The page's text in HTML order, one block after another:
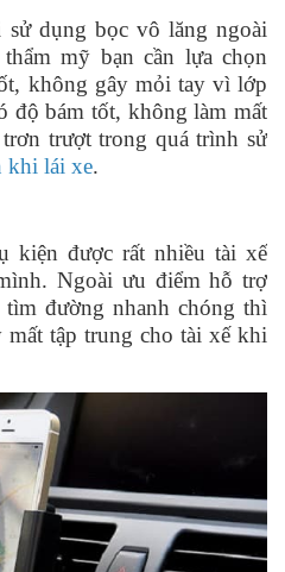
dụng bọc vô lăng ngoài
mỹ bạn cần lựa chọn
không gây mỏi tay vì lớp
độ bám tốt, không làm mất
trượt trong quá trình sử
khi lái xe.
kiện được rất nhiều tài xế
Ngoài ưu điểm hỗ trợ
đường nhanh chóng thì
tập trung cho tài xế khi